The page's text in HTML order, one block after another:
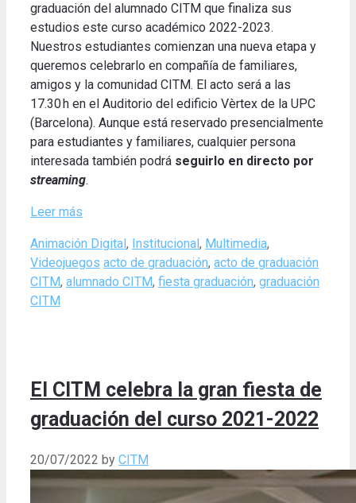
graduación del alumnado CITM que finaliza sus
estudios este curso académico 2022-2023.
Nuestros estudiantes comienzan una nueva etapa y
queremos celebrarlo en compañía de familiares,
amigos y la comunidad CITM. El acto será a las
17.30 h en el Auditorio del edificio Vèrtex de la UPC
(Barcelona). Aunque está reservado presencialmente
para estudiantes y familiares, cualquier persona
interesada también podrá seguirlo en directo por
streaming.
Leer más
Categories
Animación Digital , Institucional , Multimedia,
Videojuegos Tags
acto de graduación, acto de graduación
CITM, alumnado CITM, fiesta graduación, graduación
CITM
El CITM celebra la gran fiesta de
graduación del curso 2021-2022
20/07/2022 by CITM